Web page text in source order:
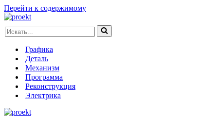
Перейти к содержимому
Искать...
Графика
Деталь
Механизм
Программа
Реконструкция
Электрика